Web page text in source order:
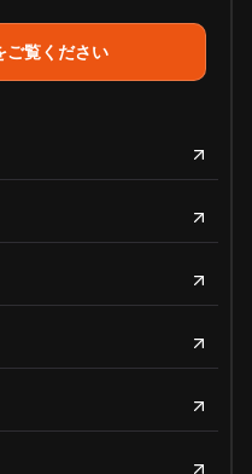
ご覧ください